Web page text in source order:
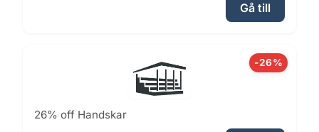
Gå till
-26%
26% off Handskar